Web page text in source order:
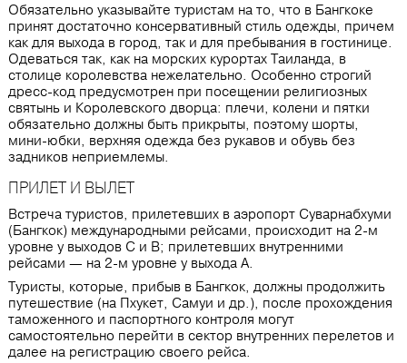
Обязательно указывайте туристам на то, что в Бангкоке
принят достаточно консервативный стиль одежды, причем
как для выхода в город, так и для пребывания в гостинице.
Одеваться так, как на морских курортах Таиланда, в
столице королевства нежелательно. Особенно строгий
дресс-код предусмотрен при посещении религиозных
святынь и Королевского дворца: плечи, колени и пятки
обязательно должны быть прикрыты, поэтому шорты,
мини-юбки, верхняя одежда без рукавов и обувь без
задников неприемлемы.
ПРИЛЕТ И ВЫЛЕТ
Встреча туристов, прилетевших в аэропорт Суварнабхуми
(Бангкок) международными рейсами, происходит на 2-м
уровне у выходов С и В; прилетевших внутренними
рейсами — на 2-м уровне у выхода А.
Туристы, которые, прибыв в Бангкок, должны продолжить
путешествие (на Пхукет, Самуи и др.), после прохождения
таможенного и паспортного контроля могут
самостоятельно перейти в сектор внутренних перелетов и
далее на регистрацию своего рейса.